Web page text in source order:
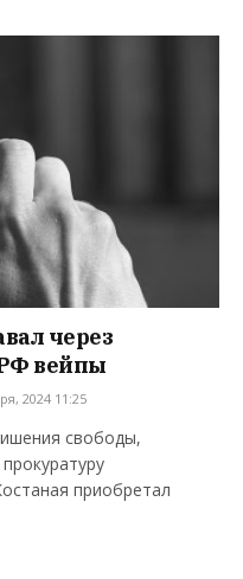
через
вейпы
2024 11:25
свободы,
приобретал